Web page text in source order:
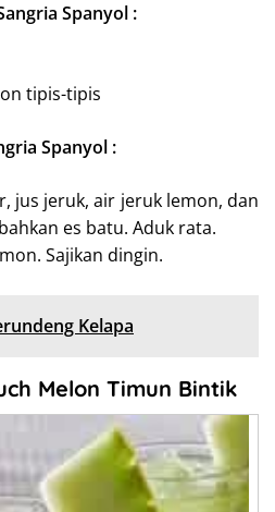
Spanyol :
tipis-tipis
Spanyol :
jus jeruk, air jeruk lemon, dan
es batu. Aduk rata.
Sajikan dingin.
Kelapa
Melon Timun Bintik